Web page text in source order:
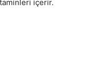
içerir.